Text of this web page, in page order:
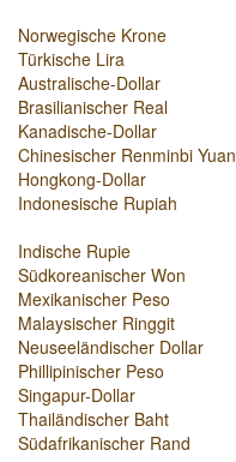
Norwegische Krone
Türkische Lira
Australische-Dollar
Brasilianischer Real
Kanadische-Dollar
Chinesischer Renminbi Yuan
Hongkong-Dollar
Indonesische Rupiah
Indische Rupie
Südkoreanischer Won
Mexikanischer Peso
Malaysischer Ringgit
Neuseeländischer Dollar
Phillipinischer Peso
Singapur-Dollar
Thailändischer Baht
Südafrikanischer Rand